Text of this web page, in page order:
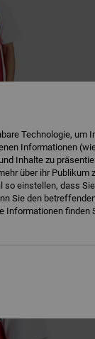
Technologie, um
Informationen
Inhalte zu
über ihr Publikum
einstellen, dass
Sie den
Informationen finden